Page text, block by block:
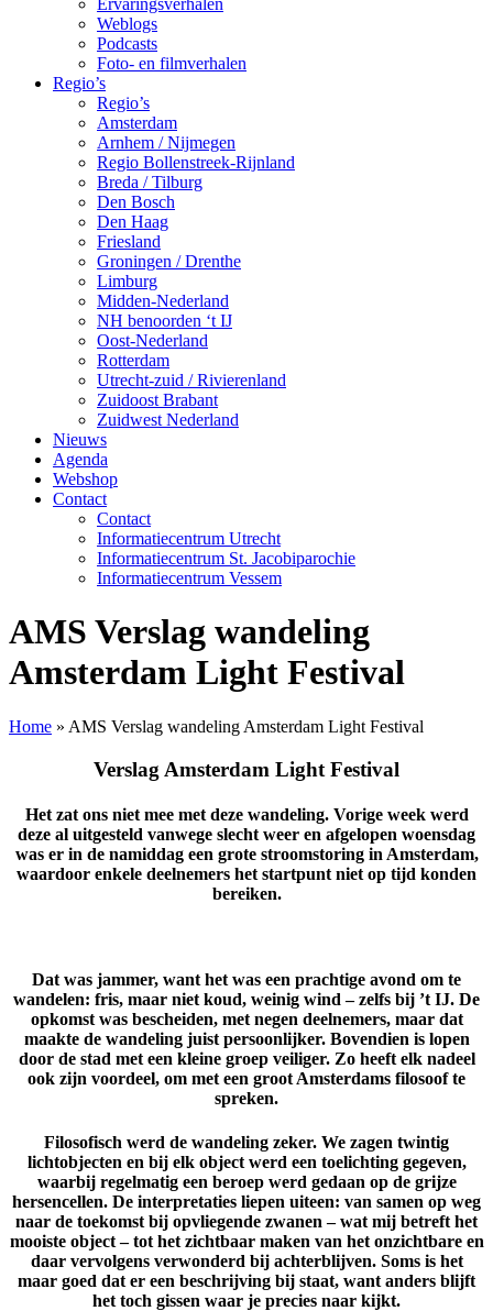
Ervaringsverhalen
Weblogs
Podcasts
Foto- en filmverhalen
Regio’s
Regio’s
Amsterdam
Arnhem / Nijmegen
Regio Bollenstreek-Rijnland
Breda / Tilburg
Den Bosch
Den Haag
Friesland
Groningen / Drenthe
Limburg
Midden-Nederland
NH benoorden ‘t IJ
Oost-Nederland
Rotterdam
Utrecht-zuid / Rivierenland
Zuidoost Brabant
Zuidwest Nederland
Nieuws
Agenda
Webshop
Contact
Contact
Informatiecentrum Utrecht
Informatiecentrum St. Jacobiparochie
Informatiecentrum Vessem
AMS Verslag wandeling
Amsterdam Light Festival
Home » AMS Verslag wandeling Amsterdam Light Festival
Verslag Amsterdam Light Festival
Het zat ons niet mee met deze wandeling. Vorige week werd
deze al uitgesteld vanwege slecht weer en afgelopen woensdag
was er in de namiddag een grote stroomstoring in Amsterdam,
waardoor enkele deelnemers het startpunt niet op tijd konden
bereiken.
Dat was jammer, want het was een prachtige avond om te
wandelen: fris, maar niet koud, weinig wind – zelfs bij ’t IJ. De
opkomst was bescheiden, met negen deelnemers, maar dat
maakte de wandeling juist persoonlijker. Bovendien is lopen
door de stad met een kleine groep veiliger. Zo heeft elk nadeel
ook zijn voordeel, om met een groot Amsterdams filosoof te
spreken.
Filosofisch werd de wandeling zeker. We zagen twintig
lichtobjecten en bij elk object werd een toelichting gegeven,
waarbij regelmatig een beroep werd gedaan op de grijze
hersencellen. De interpretaties liepen uiteen: van samen op weg
naar de toekomst bij opvliegende zwanen – wat mij betreft het
mooiste object – tot het zichtbaar maken van het onzichtbare en
daar vervolgens verwonderd bij achterblijven. Soms is het
maar goed dat er een beschrijving bij staat, want anders blijft
het toch gissen waar je precies naar kijkt.